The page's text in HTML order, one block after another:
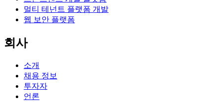
멀티 테넌트 플랫폼 개발
웹 보안 플랫폼
회사
소개
채용 정보
투자자
언론